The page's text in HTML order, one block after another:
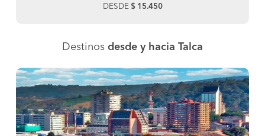
DESDE $ 15.450
Destinos desde y hacia Talca